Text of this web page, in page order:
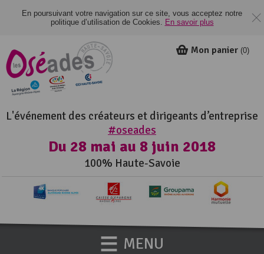
En poursuivant votre navigation sur ce site, vous acceptez notre
politique d’utilisation de Cookies. En savoir plus
L'événement des créateurs et dirigeants d’entreprise
#oseades
Du 28 mai au 8 juin 2018
100% Haute-Savoie
Mon panier (0)
MENU